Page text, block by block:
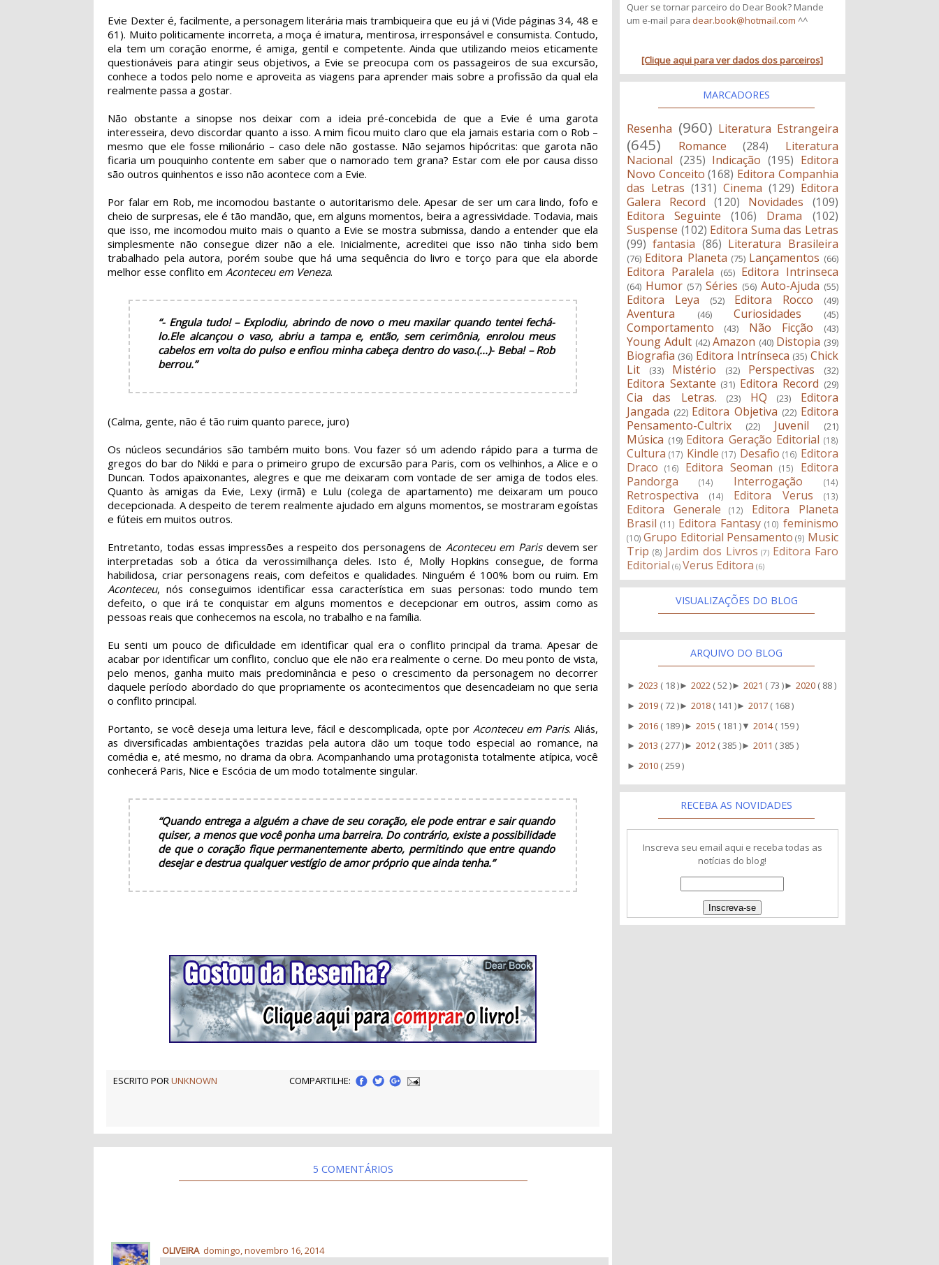
Evie Dexter é, facilmente, a personagem literária mais trambiqueira que eu já vi (Vide páginas 34, 48 e
61). Muito politicamente incorreta, a moça é imatura, mentirosa, irresponsável e consumista. Contudo,
ela tem um coração enorme, é amiga, gentil e competente. Ainda que utilizando meios eticamente
questionáveis para atingir seus objetivos, a Evie se preocupa com os passageiros de sua excursão,
conhece a todos pelo nome e aproveita as viagens para aprender mais sobre a profissão da qual ela
realmente passa a gostar.
Não obstante a sinopse nos deixar com a ideia pré-concebida de que a Evie é uma garota
interesseira, devo discordar quanto a isso. A mim ficou muito claro que ela jamais estaria com o Rob –
mesmo que ele fosse milionário – caso dele não gostasse. Não sejamos hipócritas: que garota não
ficaria um pouquinho contente em saber que o namorado tem grana? Estar com ele por causa disso
são outros quinhentos e isso não acontece com a Evie.
Por falar em Rob, me incomodou bastante o autoritarismo dele. Apesar de ser um cara lindo, fofo e
cheio de surpresas, ele é tão mandão, que, em alguns momentos, beira a agressividade. Todavia, mais
que isso, me incomodou muito mais o quanto a Evie se mostra submissa, dando a entender que ela
simplesmente não consegue dizer não a ele. Inicialmente, acreditei que isso não tinha sido bem
trabalhado pela autora, porém soube que há uma sequência do livro e torço para que ela aborde
melhor esse conflito emAconteceu em Veneza.
“- Engula tudo! – Explodiu, abrindo de novo o meu maxilar quando tentei fechá-
lo.Ele alcançou o vaso, abriu a tampa e, então, sem cerimônia, enrolou meus
cabelos em volta do pulso e enfiou minha cabeça dentro do vaso.(...)- Beba! – Rob
berrou.”
(Calma, gente, não é tão ruim quanto parece, juro)
Os núcleos secundários são também muito bons. Vou fazer só um adendo rápido para a turma de
gregos do bar do Nikki e para o primeiro grupo de excursão para Paris, com os velhinhos, a Alice e o
Duncan. Todos apaixonantes, alegres e que me deixaram com vontade de ser amiga de todos eles.
Quanto às amigas da Evie, Lexy (irmã) e Lulu (colega de apartamento) me deixaram um pouco
decepcionada. A despeito de terem realmente ajudado em alguns momentos, se mostraram egoístas
e fúteis em muitos outros.
Entretanto, todas essas impressões a respeito dos personagens de Aconteceu em Parisdevem ser
interpretadas sob a ótica da verossimilhança deles. Isto é, Molly Hopkins consegue, de forma
habilidosa, criar personagens reais, com defeitos e qualidades. Ninguém é 100% bom ou ruim. Em
Aconteceu, nós conseguimos identificar essa característica em suas personas: todo mundo tem
defeito, o que irá te conquistar em alguns momentos e decepcionar em outros, assim como as
pessoas reais que conhecemos na escola, no trabalho e na família.
Eu senti um pouco de dificuldade em identificar qual era o conflito principal da trama. Apesar de
acabar por identificar um conflito, concluo que ele não era realmente o cerne. Do meu ponto de vista,
pelo menos, ganha muito mais predominância e peso o crescimento da personagem no decorrer
daquele período abordado do que propriamente os acontecimentos que desencadeiam no que seria
o conflito principal.
Portanto, se você deseja uma leitura leve, fácil e descomplicada, opte por Aconteceu em Paris. Aliás,
as diversificadas ambientações trazidas pela autora dão um toque todo especial ao romance, na
comédia e, até mesmo, no drama da obra. Acompanhando uma protagonista totalmente atípica, você
conhecerá Paris, Nice e Escócia de um modo totalmente singular.
“Quando entrega a alguém a chave de seu coração, ele pode entrar e sair quando
quiser, a menos que você ponha uma barreira. Do contrário, existe a possibilidade
de que o coração fique permanentemente aberto, permitindo que entre quando
desejar e destrua qualquer vestígio de amor próprio que ainda tenha.”
ESCRITO PORUNKNOWN COMPARTILHE:
5 COMENTÁRIOS
OLIVEIRA domingo, novembro 16, 2014
Quer se tornar parceiro do Dear Book? Mande
um e-mail para dear.book@hotmail.com ^^
[Clique aqui para ver dados dos parceiros]
MARCADORES
Resenha (960) Literatura Estrangeira
(645) Romance (284)
Literatura
Nacional (235) Indicação (195) Editora
Novo Conceito (168) Editora Companhia
das Letras (131) Cinema (129) Editora
Galera Record
(120) Novidades
(109)
Editora Seguinte
(106) Drama
(102)
Suspense (102) Editora Suma das Letras
(99) fantasia (86) Literatura Brasileira
(76) Editora Planeta (75) Lançamentos (66)
Editora Paralela (65) Editora Intrinseca
(64) Humor (57) Séries (56) Auto-Ajuda (55)
Editora Leya (52) Editora Rocco (49)
Aventura (46) Curiosidades (45)
Comportamento (43) Não Ficção (43)
Young Adult (42) Amazon (40) Distopia (39)
Biografia (36) Editora Intrínseca (35) Chick
Lit
(33) Mistério (32) Perspectivas (32)
Editora Sextante (31) Editora Record (29)
Cia das Letras. (23) HQ (23)
Editora
Jangada (22) Editora Objetiva (22) Editora
Pensamento-Cultrix
(22) Juvenil (21)
Música (19) Editora Geração Editorial (18)
Cultura (17) Kindle (17) Desafio (16) Editora
Draco
(16) Editora Seoman (15)
Editora
Pandorga
(14) Interrogação (14)
Retrospectiva (14) Editora Verus (13)
Editora Generale (12)
Editora Planeta
Brasil (11) Editora Fantasy (10) feminismo
(10) Grupo Editorial Pensamento (9) Music
Trip (8) Jardim dos Livros (7) Editora Faro
Editorial (6) Verus Editora (6)
VISUALIZAÇÕES DO BLOG
ARQUIVO DO BLOG
►2023 ( 18 )►2022 ( 52 )►2021 ( 73 )►2020 ( 88 )
►2019 ( 72 )►2018 ( 141 )►2017 ( 168 )
►2016 ( 189 )►2015 ( 181 ) ▼2014( 159 )
►2013 ( 277 )►2012 ( 385 )►2011 ( 385 )
►2010 ( 259 )
RECEBA AS NOVIDADES
Inscreva seu email aqui e receba todas as
notícias do blog!